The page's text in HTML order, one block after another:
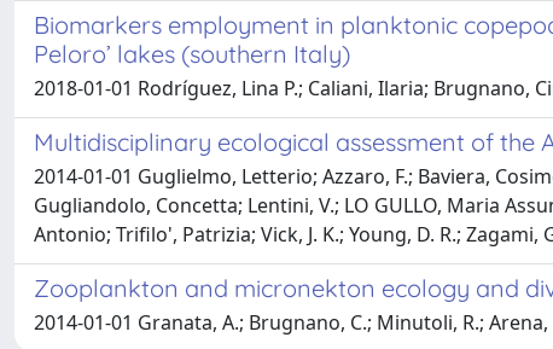
Biomarkers employment in planktonic
Peloro’ lakes (southern Italy)
2018-01-01 Rodríguez, Lina P.; Caliani, Ilaria;
Multidisciplinary ecological assessment of the
2014-01-01 Guglielmo, Letterio; Azzaro, F.; Baviera,
Gugliandolo, Concetta; Lentini, V.; LO GULLO, Maria
Antonio; Trifilo', Patrizia; Vick, J. K.; Young, D. R.;
Zooplankton and micronekton ecology and
2014-01-01 Granata, A.; Brugnano, C.; Minutoli, R.;